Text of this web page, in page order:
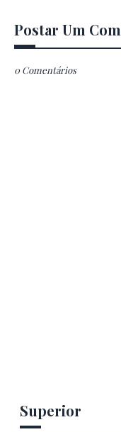
Postar Um
0 Comentários
Superior